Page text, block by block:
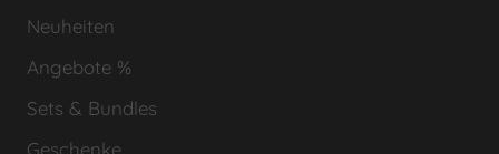
Neuheiten
Angebote %
Sets & Bundles